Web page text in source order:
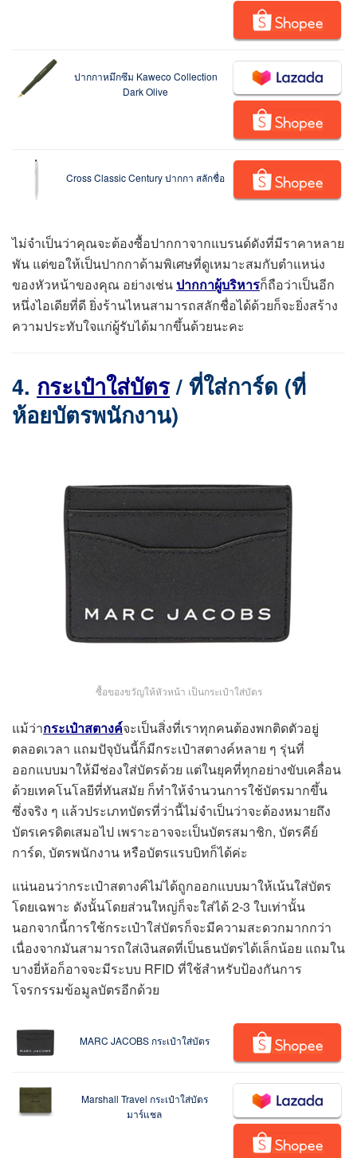
ปากกาหมึกซึม Kaweco Collection
Dark Olive
Cross Classic Century ปากกา สลักชื่อ
ไม่จำเป็นว่าคุณจะต้องซื้อปากกาจากแบรนด์ดังที่มีราคาหลาย
พัน แต่ขอให้เป็นปากกาด้ามพิเศษที่ดูเหมาะสมกับตำแหน่ง
ของหัวหน้าของคุณ อย่างเช่นปากกาผู้บริหารก็ถือว่าเป็นอีก
หนึ่งไอเดียที่ดี ยิ่งร้านไหนสามารถสลักชื่อได้ด้วยก็จะยิ่งสร้าง
ความประทับใจแก่ผู้รับได้มากขึ้นด้วยนะคะ
4. กระเป๋าใส่บัตร / ที่ใส่การ์ด (ที่
ห้อยบัตรพนักงาน)
ซื้อของขวัญให้หัวหน้า เป็นกระเป๋าใส่บัตร
แม้ว่ากระเป๋าสตางค์จะเป็นสิ่งที่เราทุกคนต้องพกติดตัวอยู่
ตลอดเวลา แถมปัจุบันนี้ก็มีกระเป๋าสตางค์หลาย ๆ รุ่นที่
ออกแบบมาให้มีช่องใส่บัตรด้วย แต่ในยุคที่ทุกอย่างขับเคลื่อน
ด้วยเทคโนโลยีที่ทันสมัย ก็ทำให้จำนวนการใช้บัตรมากขึ้น
ซึ่งจริง ๆ แล้วประเภทบัตรที่ว่านี้ไม่จำเป็นว่าจะต้องหมายถึง
บัตรเครดิตเสมอไป เพราะอาจจะเป็นบัตรสมาชิก, บัตรคีย์
การ์ด, บัตรพนักงาน หรือบัตรแรบบิทก็ได้ค่ะ
แน่นอนว่ากระเป๋าสตางค์ไม่ได้ถูกออกแบบมาให้เน้นใส่บัตร
โดยเฉพาะ ดังนั้นโดยส่วนใหญ่ก็จะใส่ได้ 2-3 ใบเท่านั้น
นอกจากนี้การใช้กระเป๋าใส่บัตรก็จะมีความสะดวกมากกว่า
เนื่องจากมันสามารถใส่เงินสดที่เป็นธนบัตรได้เล็กน้อย แถมใน
บางยี่ห้อก็อาจจะมีระบบ RFID ที่ใช้สำหรับป้องกันการ
โจรกรรมข้อมูลบัตรอีกด้วย
MARC JACOBS กระเป๋าใส่บัตร
Marshall Travel กระเป๋าใส่บัตร
มาร์แชล